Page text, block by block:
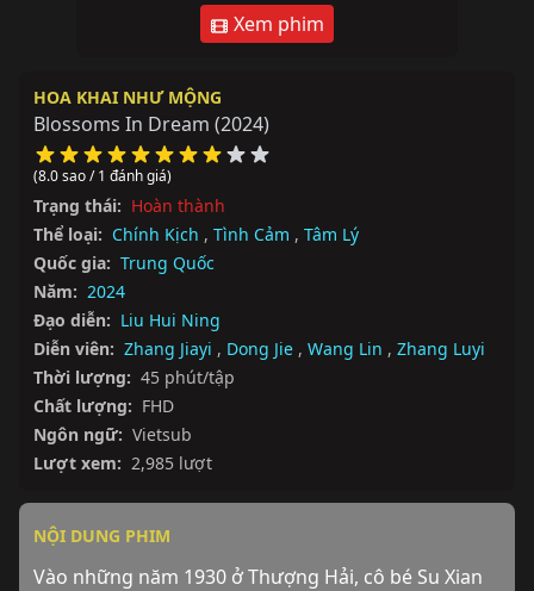
Xem phim
HOA KHAI NHƯ MỘNG
Blossoms In Dream (2024)
(8.0 sao / 1 đánh giá)
Trạng thái: Hoàn thành
Thể loại: Chính Kịch , Tình Cảm , Tâm Lý
Quốc gia: Trung Quốc
Năm: 2024
Đạo diễn: Liu Hui Ning
Diễn viên: Zhang Jiayi , Dong Jie , Wang Lin , Zhang Luyi
Thời lượng: 45 phút/tập
Chất lượng: FHD
Ngôn ngữ: Vietsub
Lượt xem: 2,985 lượt
NỘI DUNG PHIM
Vào những năm 1930 ở Thượng Hải, cô bé Su Xian